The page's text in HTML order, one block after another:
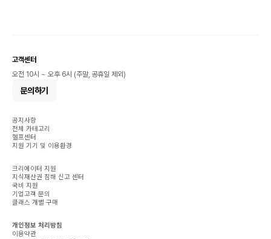
고객센터
오전 10시 ~ 오후 6시 (주말, 공휴일 제외)
문의하기
공지사항
전체 카테고리
헬프센터
지원 기기 및 이용환경
크리에이터 지원
지식재산권 침해 신고 센터
국비 지원
기업고객 문의
클래스 개별 구매
개인정보 처리방침
이용약관